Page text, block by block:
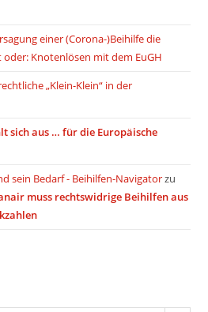
einer (Corona-)Beihilfe die
Knotenlösen mit dem EuGH
„Klein-Klein“ in der
sich aus … für die Europäische
sein Bedarf - Beihilfen-Navigatorzu
muss rechtswidrige Beihilfen aus